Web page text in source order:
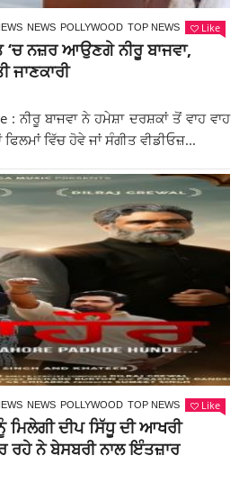
NEWS POLLYWOOD TOP NEWS Like
‘ਚ ਨਜ਼ਰ ਆਉਣਗੇ ਨੀਰੂ ਬਾਜਵਾ,
ਜਾਣਕਾਰੀ
ਨੀਰੂ ਬਾਜਵਾ ਨੇ ਹਮੇਸ਼ਾ ਦਰਸ਼ਕਾਂ ਤੋਂ ਵਾਹ ਵਾਹ
ਵਿੱਚ ਹੋਵੇ ਜਾਂ ਸੰਗੀਤ ਵੀਡੀਓਜ਼...
NEWS POLLYWOOD TOP NEWS Like
ਦੀਪ ਸਿੱਧੂ ਦੀ ਆਖਰੀ
ਨੇ ਬੇਸਬਰੀ ਨਾਲ ਇੰਤਜ਼ਾਰ